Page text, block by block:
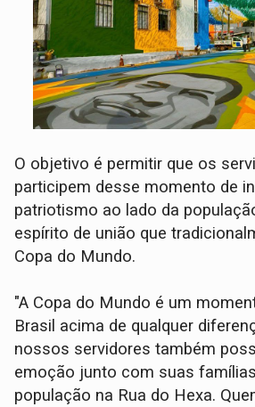
O objetivo é permitir que os
participem desse momento de
patriotismo ao lado da
espírito de união que
Copa do Mundo.
"A Copa do Mundo é um
Brasil acima de qualquer
nossos servidores também
emoção junto com suas
população na Rua do Hexa.